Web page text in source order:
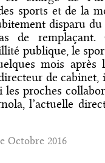
sports et de la
disparu du
de remplaçant.
publique, le
mois après
de
proches
l’actuelle
Octobre 2016